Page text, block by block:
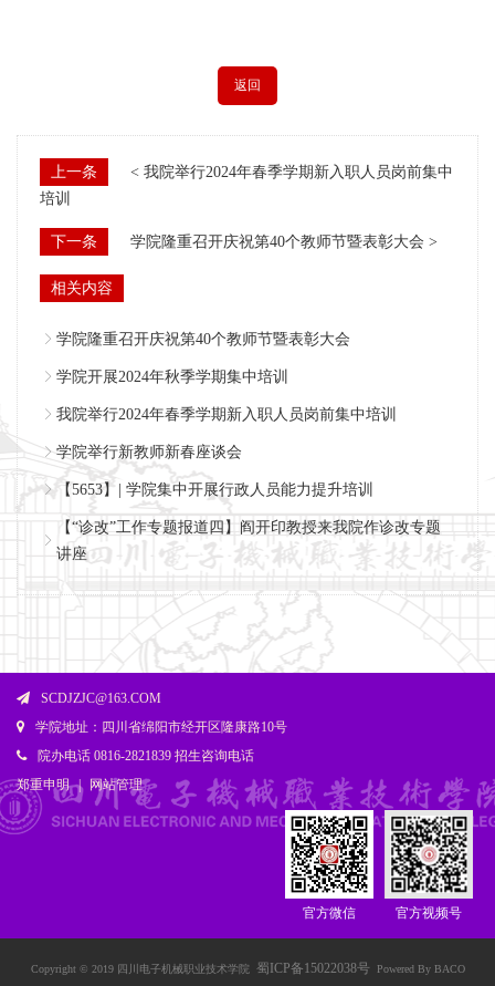
返回
上一条
< 我院举行2024年春季学期新入职人员岗前集中
培训
下一条 学院隆重召开庆祝第40个教师节暨表彰大会 >
相关内容
学院隆重召开庆祝第40个教师节暨表彰大会
学院开展2024年秋季学期集中培训
我院举行2024年春季学期新入职人员岗前集中培训
学院举行新教师新春座谈会
【5653】| 学院集中开展行政人员能力提升培训
【“诊改”工作专题报道四】阎开印教授来我院作诊改专题
讲座
SCDJZJC@163.COM
学院地址：四川省绵阳市经开区隆康路10号
院办电话 0816-2821839 招生咨询电话
郑重申明 | 网站管理
官方视频号
官方微信
Copyright © 2019 四川电子机械职业技术学院 蜀ICP备15022038号Powered By BACO